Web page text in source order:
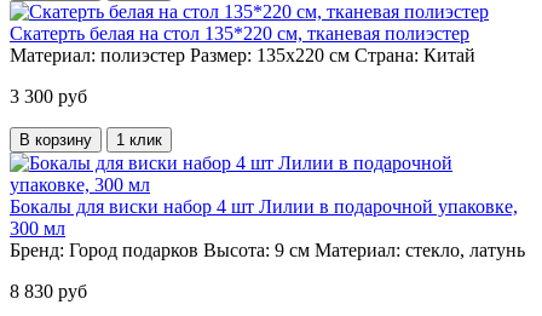
Скатерть белая на стол 135*220 см, тканевая полиэстер
Материал: полиэстер Размер: 135х220 см Страна: Китай
3 300 руб
В корзину 1 клик
Бокалы для виски набор 4 шт Лилии в подарочной упаковке,
300 мл
Бренд: Город подарков Высота: 9 см Материал: стекло, латунь
8 830 руб